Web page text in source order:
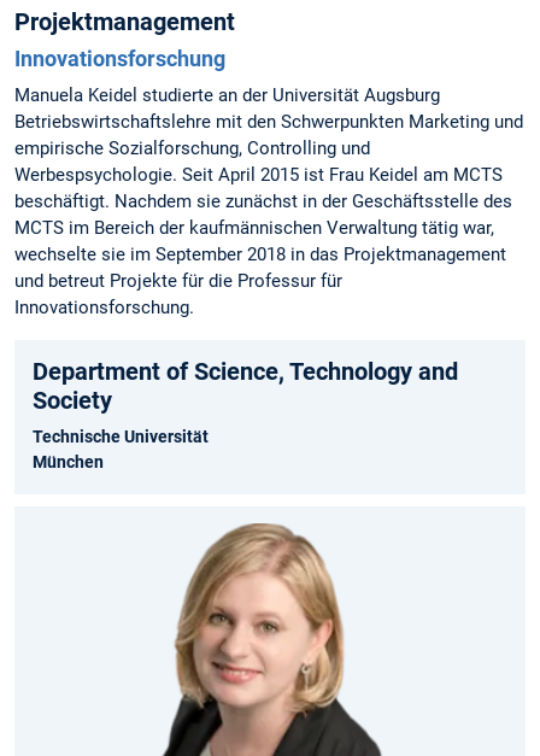
Projektmanagement
Innovationsforschung
Manuela Keidel studierte an der Universität Augsburg
Betriebswirtschaftslehre mit den Schwerpunkten Marketing und
empirische Sozialforschung, Controlling und
Werbespsychologie. Seit April 2015 ist Frau Keidel am MCTS
beschäftigt. Nachdem sie zunächst in der Geschäftsstelle des
MCTS im Bereich der kaufmännischen Verwaltung tätig war,
wechselte sie im September 2018 in das Projektmanagement
und betreut Projekte für die Professur für
Innovationsforschung.
Department of Science, Technology and
Society
Technische Universität
München